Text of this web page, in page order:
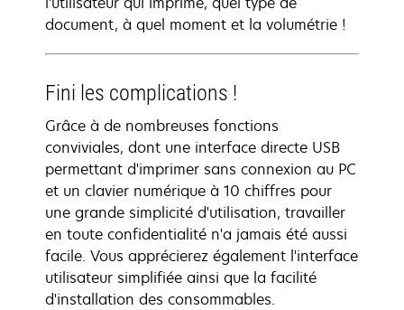
document, à quel moment et la volumétrie !
Fini les complications !
Grâce à de nombreuses fonctions
conviviales, dont une interface directe USB
permettant d'imprimer sans connexion au PC
et un clavier numérique à 10 chiffres pour
une grande simplicité d'utilisation, travailler
en toute confidentialité n'a jamais été aussi
facile. Vous apprécierez également l'interface
utilisateur simplifiée ainsi que la facilité
d'installation des consommables.